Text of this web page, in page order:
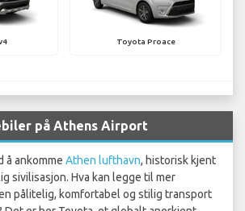
Toyota Proace
på Athens Airport
å ankomme Athen lufthavn, historisk kjent
sivilisasjon. Hva kan legge til mer
pålitelig, komfortabel og stilig transport